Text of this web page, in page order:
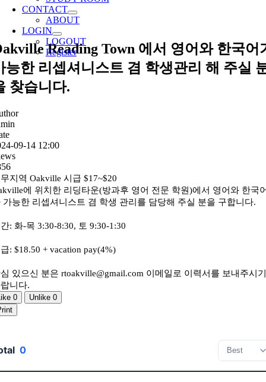
CONTACT
ABOUT
LOGIN
LOGOUT
Register
Reading Town 에서 영어와 한국어
능한 리셉셔니스트 겸 학생관리 해 주실
찾습니다.
09-14 12:00
지역 Oakville 시급 $17~$20
에 위치한 리딩타운(방과후 영어 전문 학원)에서 영어와 한국
가능한 리셉셔니스트 겸 학생 관리를 담당해 주실 분을 구합니다.
: 화-목 3:30-8:30, 토 9:30-1:30
: $18.50 + vacation pay(4%)
있으신 분은 rtoakville@gmail.com 이메일로 이력서를 보내주시기
니다.
0 Unlike 0
0